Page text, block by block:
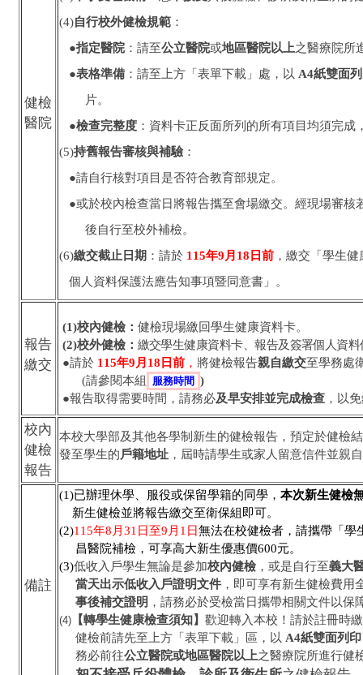
健檢
醫院
(4)自行校外健檢規範：
●指定醫院：請至公立醫院或地區醫院以上之醫療院所
●表格準備：請至上方「表單下載」處，以 A4紙雙面
片。
●檢查完整度：資料卡正反面所列的所有項目均須完成
(5)持舊報告審核與補驗：
●請自行核對項目是否符合教育部規定。
●或於校內檢查當日將報告攜至會場繳交。經現場審核
後自行至校外補檢。
(6)繳交截止日期 ：請於 115年9月18日前，繳交「學生健
個人資料保護法應告知事項暨同意書」。
報告
繳交
(1)校內健檢： 健檢現場繳回學生健康資料卡。
(2)校外健檢： 繳交學生健康資料卡、報告及簽署個人資
●請於 115年9月18日前， 將健檢報告親自繳交至學務處
(請參閱本組
服務時間 )
●報告取得需要時間，請務必及早安排並完成檢查，以
校內
健檢
報告
本校大學部及其他各學制新生的健檢報告，預定於健檢
發至學生的戶籍地址，屆時請學生或家人留意信件並親
備註
(1)已辦理休學、服役或保留學籍的同學， 本次新生健檢
新生健檢並將報告繳交至衛保組即可。
(2)115年8月31日至9月1日無法在校健檢者，請攜帶「 學
昌醫院補檢，可享高大新生優惠價600元。
(3)低收入戶學生無論是參加校內健檢，或是自行至義大
當天出示低收入戶證明文件，即可享有新生健檢費用
事後補交證明 ，請務必於受檢當日攜帶相關文件以保
(4)【轉學生健康檢查須知】 歡迎轉入本校！請於註冊時
健檢前請先至上方「表單下載」區，以 A4紙雙面列印
務必前往公立醫院或地區醫院以上之醫療院所進行健